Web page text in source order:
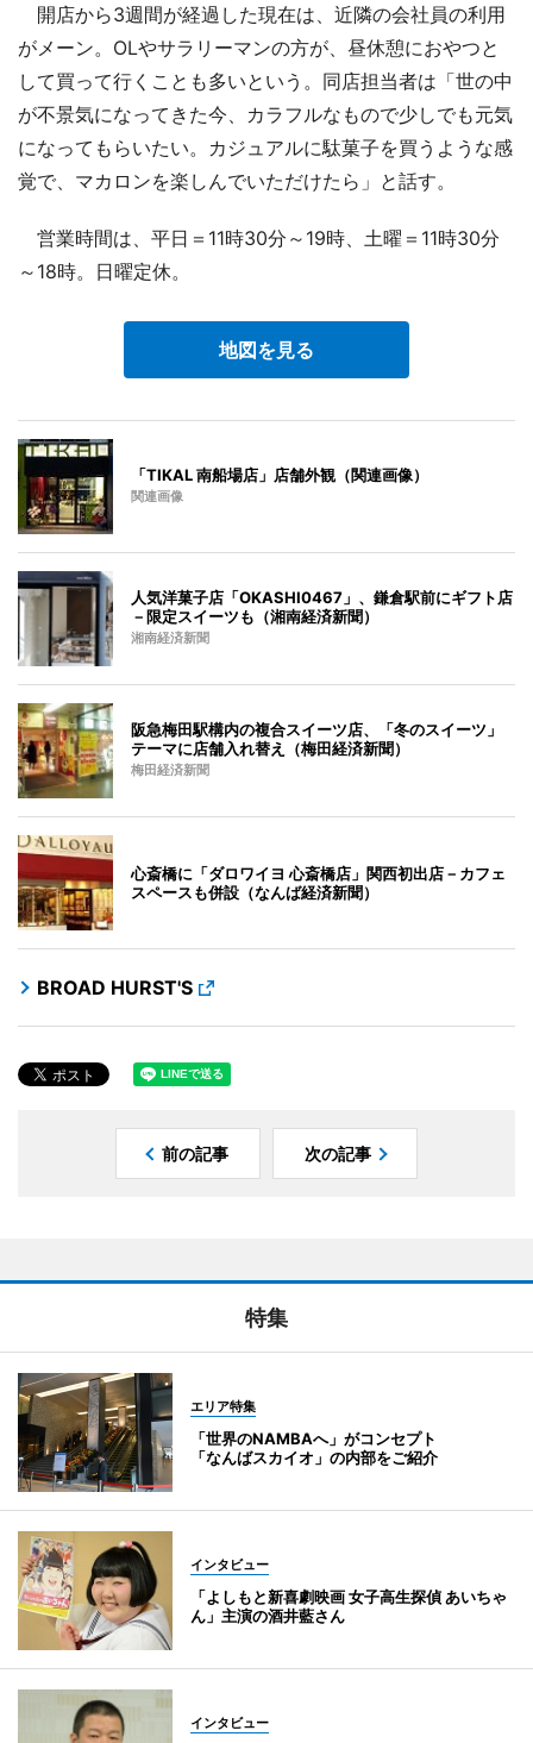
開店から3週間が経過した現在は、近隣の会社員の利用
がメーン。OLやサラリーマンの方が、昼休憩におやつと
して買って行くことも多いという。同店担当者は「世の中
が不景気になってきた今、カラフルなもので少しでも元気
になってもらいたい。カジュアルに駄菓子を買うような感
覚で、マカロンを楽しんでいただけたら」と話す。
営業時間は、平日＝11時30分～19時、土曜＝11時30分
～18時。日曜定休。
地図を見る
「TIKAL 南船場店」店舗外観（関連画像）
関連画像
人気洋菓子店「OKASHI0467」、鎌倉駅前にギフト店
－限定スイーツも（湘南経済新聞）
湘南経済新聞
阪急梅田駅構内の複合スイーツ店、「冬のスイーツ」
テーマに店舗入れ替え（梅田経済新聞）
梅田経済新聞
心斎橋に「ダロワイヨ 心斎橋店」関西初出店－カフェ
スペースも併設（なんば経済新聞）
BROAD HURST'S
前の記事 次の記事
特集
エリア特集
「世界のNAMBAへ」がコンセプト
「なんばスカイオ」の内部をご紹介
インタビュー
「よしもと新喜劇映画 女子高生探偵 あいちゃ
ん」主演の酒井藍さん
インタビュー